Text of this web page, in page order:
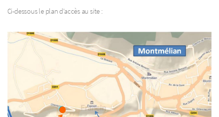
Ci-dessous le plan d’accès au site :